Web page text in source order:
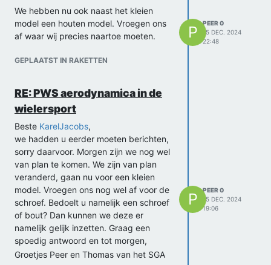
We hebben nu ook naast het kleien
model een houten model. Vroegen ons
af waar wij precies naartoe moeten.
GEPLAATST IN RAKETTEN
P
PEER 0
15 DEC. 2024
22:48
RE: PWS aerodynamica in de
wielersport
Beste KarelJacobs,
we hadden u eerder moeten berichten,
sorry daarvoor. Morgen zijn we nog wel
van plan te komen. We zijn van plan
veranderd, gaan nu voor een kleien
model. Vroegen ons nog wel af voor de
schroef. Bedoelt u namelijk een schroef
of bout? Dan kunnen we deze er
namelijk gelijk inzetten. Graag een
spoedig antwoord en tot morgen,
Groetjes Peer en Thomas van het SGA
P
PEER 0
15 DEC. 2024
19:06